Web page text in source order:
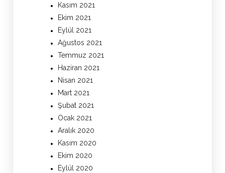
Kasım 2021
Ekim 2021
Eylül 2021
Ağustos 2021
Temmuz 2021
Haziran 2021
Nisan 2021
Mart 2021
Şubat 2021
Ocak 2021
Aralık 2020
Kasım 2020
Ekim 2020
Eylül 2020